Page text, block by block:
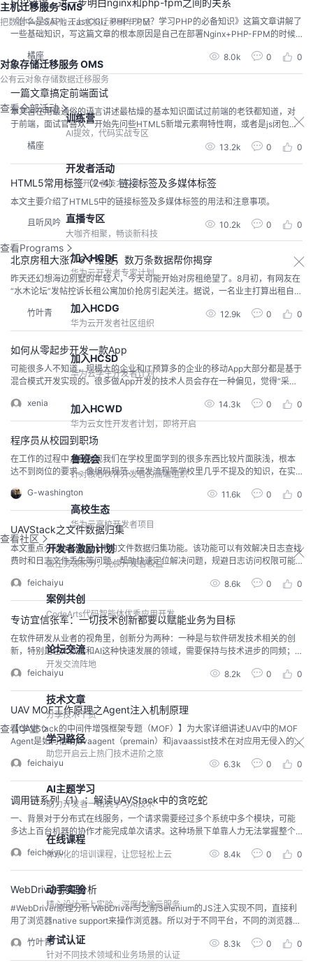
主机迁移服务 SMS
把数据中心或其他云上主机迁移到华为云
对象存储迁移服务 OMS
公有云对象存储数据迁移服务
查看全部活动
训练营
AI提效，代码实战专区
开发者活动
全球开发者技术交流
直播专区
大咖齐相聚，畅谈新科技
查看Programs
加入HCDE
华为云开发者专家计划
加入HCDG
华为云开发者社区组织
加入HCSD
华为云学生开发者计划
加入HCWD
华为云女性开发者计划，即将开启
鲁班会
针对核心伙伴开发者的高端组织
高校生态
华为云高校开发者项目
查看社区
开发者激励计划
做任务领积分，兑换开发者权益
案例共创
CodeArts代码智能体优秀应用开发
论坛交流
开发交流阵地
技术文章
分享技术干货
查看学堂
学习路径
助您开启云上热门技术进阶之旅
AI主题学习
助力开发者一站式学习AI技术
在线课程
体系化的培训课程，让您轻松上云
动手实验
精心设计云上实验，深度体验云服务
考试认证
针对不同技术领域和业务场景的认证
502错误，进一步明白nginx和php-fpm之间的关系
《什么是SAPI，FastCGI，PHP-FPM？学习PHP的必备知识》这篇文章讲解了
一些基础知识，写这篇文章的根本原因是自己在部署Nginx+PHP-FPM的时候
会再讲），以及最后的解决方法，大家也别小看这个502错误，充分理解非常必
要，希望通过这篇文章大家能够学到一些知识。在我这个案例中，Nginx通过Fa
stCGI...
橘座 8.0k 0 0
一篇文章搞定前端面试
本文旨在用最通俗的语言讲述最枯燥的基本知识面试过前端的老铁都知道，对
于前端，面试官喜欢一开始先问些HTML5新增元素啊特性啊，或者是js闭包啊
原型啊，或者是css垂直水平居中怎么实现啊之类的基础问题，当你能倒背如流
的回答这些之后，面试官脸上会划过一丝诡异的笑容，然后晴转多云，故作深
沉的清一下嗓子问：**从用户输入URL到浏览器呈现页面经过了哪些过程？**
如果你懂，巴拉巴拉回答了一堆，他又接着...
橘座 13.2k 0 0
HTML5常用标签（2-4）链接标签及多媒体标签
本文主要介绍了HTML5中的链接标签及多媒体标签的用法和注意事项。
且听风吟 10.2k 0 0
北京房租大涨？6个维度，数万条数据帮你揭穿
昨天还幻想海边别墅的年轻人，今天可能开始对房租绝望了。8月初，有网友在
“水木论坛”发帖控诉长租公寓加价抢房引起关注。据说，一名业主打算出租自己
位于天通苑的三居室，预期租金7500元/月，结果被二方中介互相抬价，硬生生
抬到了10800。过去一个月，全国热点城市的房租如脱缰野马。一线的房租同
比涨了近20%。一夜醒来，无产青年连一块立锥之地都悬了。从2018下半年开
竹叶青 12.9k 0 0
如何从零起步开发一款App
可能很多人不知道，规模大的企业和IT预算多的企业的移动App大部分都是基于
混合模式开发实现的。很多做App开发的技术人员会存在一种偏见，觉得“采用
的存在差距”，所以更愿意使用原生模式开发App。其实市场上主流的App，绝
大部分是基于混合模式开发的。最典型的就是微信，除了聊天功能以外，包括
xenia 14.3k 0 0
程序员从校园到职场
在工作的过程中，我发现我们在学校里面学到的很多东西比较片面肤浅，根本
达不到岗位的要求。像编码规范、研发流程等学校里几乎不提及的知识，在实
G-washington
11.6k 0 0
UAVStack之文件数据归集
本文重点介绍UAVStack中的文件数据归集功能。该功能可以有效解决日志查找
费时和日志文件丢失等问题，帮助快速定位解决问题，规避日志访问权限可能
实例。日常工作中，我们常常需要查看应用运行过程中产生的日志。但登陆服
务器从大量实例中查找目标日志耗时耗力；有时日志文件还会在应用重启过程
中丢失。UAVStack的文件数据归集功能不仅...
feichaiyu 8.6k 0 0
专访宜信张军：一切技术创新都要以赋能业务为目标
在软件研发从业者的视角里，创新分为两种：一种是与软件研发技术相关的创
新，特别是在大数据和AI这种快速发展的领域，需要保持与技术进步的同频；
而另一种创新，是与公司业务相关的，不断运用技术实现自动化、智能化、规
范化，提高业务服务能力与用户体验。但对于很多技术人来说，常常会沉迷于
技术创新或者是业务优化，将新的技术趋势强加在业务上，或者固守陈规地拒
绝一些新的有效的技术解决方案。而真正的创新，是在理性...
feichaiyu 8.2k 0 0
UAV MOF工作原理之Agent注入机制原理
【UAVStack的中间件增强框架专题（MOF）】为大家详细讲述UAV中的MOF
Agent是如何借助javaagent（premain）和javaassist技术在对应用无侵入的前
提下完成数据捕获的。一、前言MOF（Moniter Framwork）作为UAV应用数据
捕获框架，不但实现了对应用无侵入的数据捕获，而且在框架层面实现了功能
的灵活控制，并且保证了良好的可扩展性，在UAV中具有举足...
feichaiyu 6.3k 0 0
调用链系列（1）：解读UAVStack中的贪吃蛇
一、背景对于分布式在线服务，一个请求需要经过多个系统中多个模块，可能
多达上百台机器的协作才能完成单次请求。这种场景下单靠人力无法掌握整个
请求中各个阶段的性能开销，更无法快速的定位系统中性能瓶颈。当发生故障
时通常需要查看大量日志跨越多个团队来确认问题。二、举个栗子程序猿小亮
作为一个在职场摸爬滚打多年资深工程师，他可能面临的系统设计是这个样子
feichaiyu 8.4k 0 0
WebDriver原理分析
#WebDriver原理分析 WebDriver与之前Selenium的JS注入实现不同，直接利
用了浏览器native support来操作浏览器。所以对于不同平台，不同的浏览器，
必须依赖一个特定的浏览器的native component来实现把WebDriver API的调
用转化为浏览器的native invoke。在我们new一个WebDriver的过程中，Selen
ium首先会确认浏览...
竹叶青 8.3k 0 0